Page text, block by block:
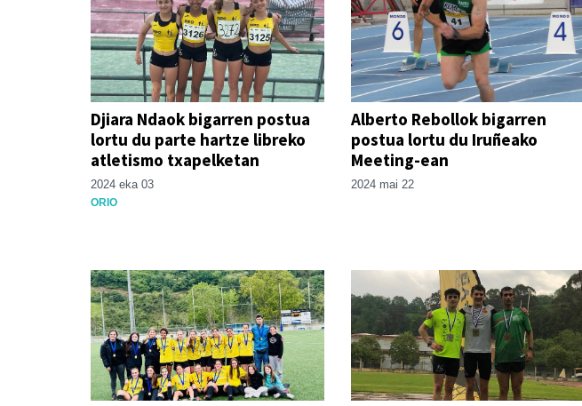
Djiara Ndaok bigarren postua
lortu du parte hartze libreko
atletismo txapelketan
2024 eka 03
ORIO
Alberto Rebollok bigarren
postua lortu du Iruñeako
Meeting-ean
2024 mai 22